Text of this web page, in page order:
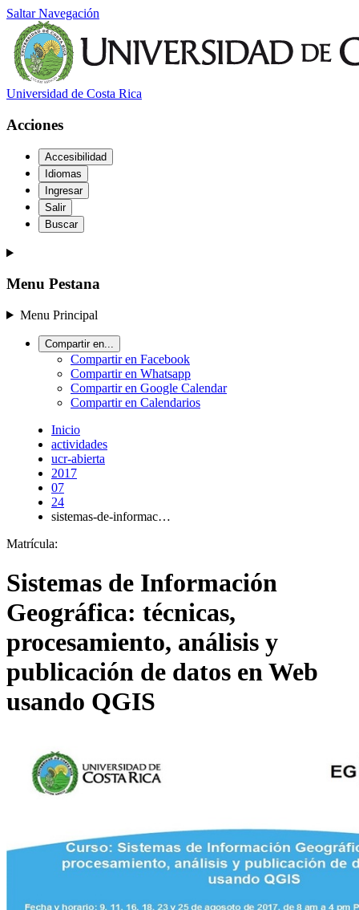
Saltar Navegación
Universidad de Costa Rica
Acciones
Accesibilidad
Idiomas
Ingresar
Salir
Buscar
Menu Pestana
Menu Principal
Compartir en...
Compartir en Facebook
Compartir en Whatsapp
Compartir en Google Calendar
Compartir en Calendarios
Inicio
actividades
ucr-abierta
2017
07
24
sistemas-de-informac…
Matrícula:
Sistemas de Información
Geográfica: técnicas,
procesamiento, análisis y
publicación de datos en Web
usando QGIS